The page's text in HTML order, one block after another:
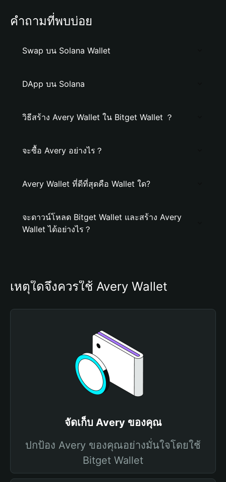
คำถามที่พบบ่อย
Swap บน Solana Wallet
DApp บน Solana
วิธีสร้าง Avery Wallet ใน Bitget Wallet ？
จะซื้อ Avery อย่างไร？
Avery Wallet ที่ดีที่สุดคือ Wallet ใด?
จะดาวน์โหลด Bitget Wallet และสร้าง Avery
Wallet ได้อย่างไร？
เหตุใดจึงควรใช้ Avery Wallet
จัดเก็บ Avery ของคุณ
ปกป้อง Avery ของคุณอย่างมั่นใจโดยใช้
Bitget Wallet